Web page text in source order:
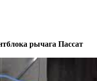
рычага Пассат